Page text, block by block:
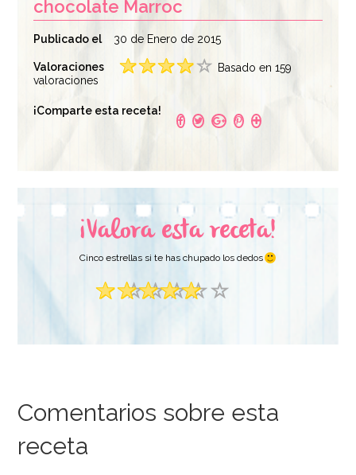
chocolate Marroc
Publicado el 30 de Enero de 2015
Valoraciones
Basado en 159
valoraciones
¡Comparte esta receta!
¡Valora esta receta!
Cinco estrellas si te has chupado los dedos
Comentarios sobre esta
receta